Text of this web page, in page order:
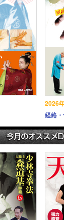
2026
経絡